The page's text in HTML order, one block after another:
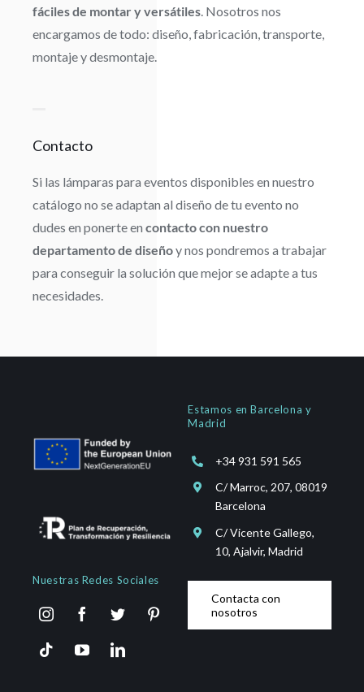
fáciles de montar y versátiles. Nosotros nos
encargamos de todo: diseño, fabricación, transporte,
montaje y desmontaje.
Contacto
Si las lámparas para eventos disponibles en nuestro
catálogo no se adaptan al diseño de tu evento no
dudes en ponerte en contacto con nuestro
departamento de diseñoy nos pondremos a trabajar
para conseguir la solución que mejor se adapte a tus
necesidades.
Nuestras Redes Sociales
Estamos en Barcelona y
Madrid
+34 931 591 565
C/ Marroc, 207, 08019
Barcelona
C/ Vicente Gallego,
10, Ajalvir, Madrid
Contacta con
nosotros